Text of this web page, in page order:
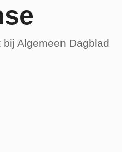
Algemeen Dagblad